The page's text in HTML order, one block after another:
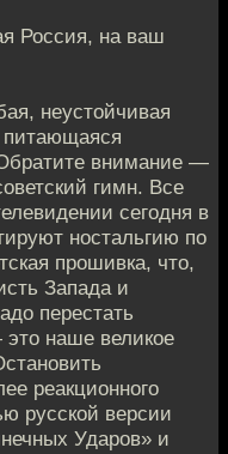
Россия, на ваш
неустойчивая
питающаяся
Обратите внимание —
гимн. Все
сегодня в
ностальгию по
прошивка, что,
Запада и
перестать
это наше великое
реакционного
русской версии
Ударов» и